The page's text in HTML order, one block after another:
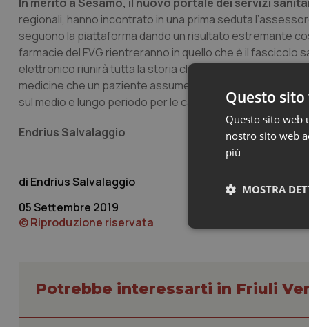
regionali, hanno incontrato in una prima seduta
seguono la piattaforma dando un risultato estremante
farmacie del FVG rientreranno in quello che è il
elettronico riunirà tutta la storia clinica di ogni paziente
medicine che un paziente assume, permetterà di
sul medio e lungo periodo per le casse regionali in
Endrius Salvalaggio
Endrius Salvalaggio
05 Settembre 2019
© Riproduzione riservata
Potrebbe interessarti in Friuli
Questo
Questo sito web
nostro sito web
più
MOSTRA